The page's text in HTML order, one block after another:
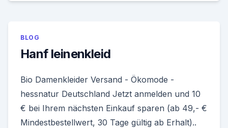
BLOG
Hanf leinenkleid
Bio Damenkleider Versand - Ökomode -
hessnatur Deutschland Jetzt anmelden und 10
€ bei Ihrem nächsten Einkauf sparen (ab 49,- €
Mindestbestellwert, 30 Tage gültig ab Erhalt)..